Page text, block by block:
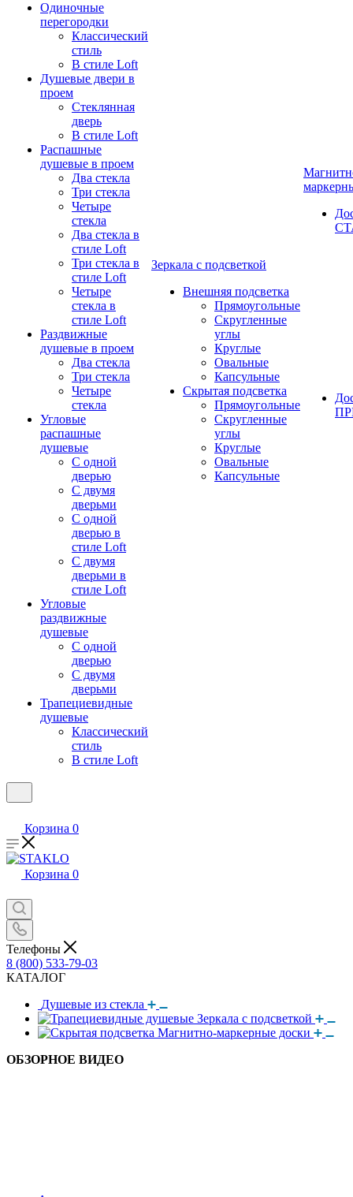
Одиночные
перегородки
Классический
стиль
В стиле Loft
Душевые двери в
проем
Стеклянная
дверь
В стиле Loft
Распашные
душевые в проем
Два стекла
Три стекла
Четыре
стекла
Два стекла в
стиле Loft
Три стекла в
стиле Loft
Четыре
стекла в
стиле Loft
Раздвижные
душевые в проем
Два стекла
Три стекла
Четыре
стекла
Угловые
распашные
душевые
С одной
дверью
С двумя
дверьми
С одной
дверью в
стиле Loft
С двумя
дверьми в
стиле Loft
Угловые
раздвижные
душевые
С одной
дверью
С двумя
дверьми
Трапециевидные
душевые
Классический
стиль
В стиле Loft
Зеркала с подсветкой
Внешняя подсветка
Прямоугольные
Скругленные
углы
Круглые
Овальные
Капсульные
Скрытая подсветка
Прямоугольные
Скругленные
углы
Круглые
Овальные
Капсульные
Корзина 0
Корзина 0
Телефоны
8 (800) 533-79-03
КАТАЛОГ
Душевые из стекла
Зеркала с подсветкой
Магнитно-маркерные доски
ОБЗОРНОЕ ВИДЕО